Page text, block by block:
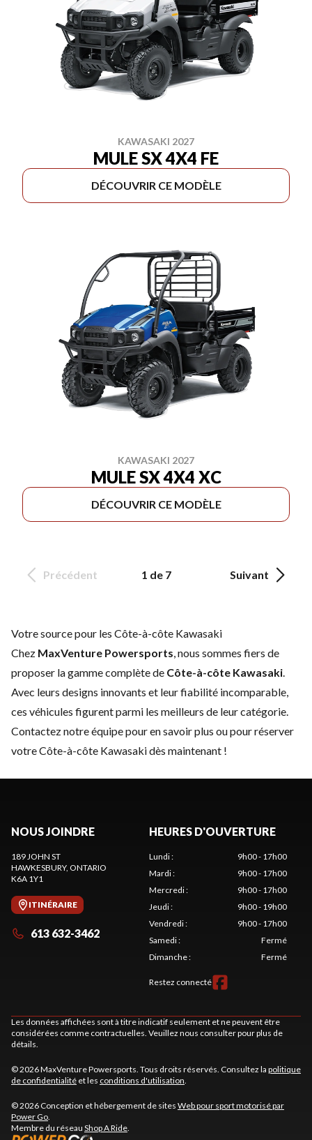
KAWASAKI 2027
MULE SX 4X4 FE
DÉCOUVRIR CE MODÈLE
KAWASAKI 2027
MULE SX 4X4 XC
DÉCOUVRIR CE MODÈLE
Précédent 1 de 7 Suivant
Votre source pour les Côte-à-côte Kawasaki
Chez MaxVenture Powersports, nous sommes fiers de
proposer la gamme complète de Côte-à-côte Kawasaki.
Avec leurs designs innovants et leur fiabilité incomparable,
ces véhicules figurent parmi les meilleurs de leur catégorie.
Contactez notre équipepour en savoir plus ou pour réserver
votre Côte-à-côte Kawasaki dès maintenant !
NOUS JOINDRE
189 JOHN ST
HAWKESBURY, ONTARIO
K6A 1Y1
ITINÉRAIRE
613 632-3462
HEURES D'OUVERTURE
Lundi:
9h00 - 17h00
Mardi:
9h00 - 17h00
Mercredi:
9h00 - 17h00
Jeudi:
9h00 - 19h00
Vendredi:
9h00 - 17h00
Samedi:
Fermé
Dimanche: Fermé
Restez connecté
Les données affichées sont à titre indicatif seulement et ne peuvent être
considérées comme contractuelles. Veuillez nous consulter pour plus de
détails.
© 2026 MaxVenture Powersports. Tous droits réservés. Consultez la politique
de confidentialité et les conditions d'utilisation.
© 2026 Conception et hébergement de sites Web pour sport motorisé par
Power Go.
Membre du réseau Shop A Ride.